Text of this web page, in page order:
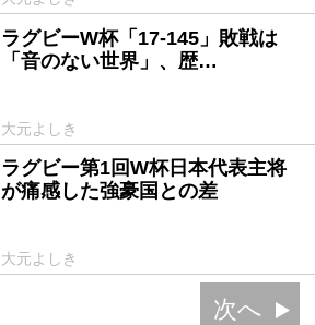
ラグビーW杯「17-145」敗戦は
「音のない世界」、歴…
大元よしき
ラグビー第1回W杯日本代表主将
が痛感した強豪国との差
大元よしき
次へ